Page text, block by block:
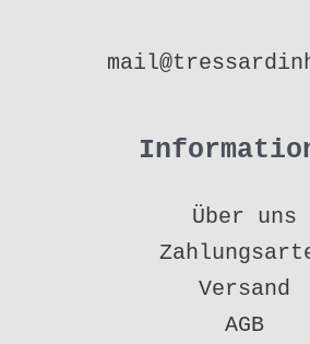
Über uns
Versand
AGB